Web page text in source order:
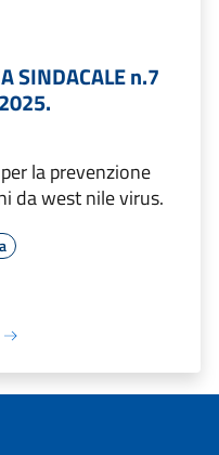
SINDACALE n.7
la prevenzione
da west nile virus.